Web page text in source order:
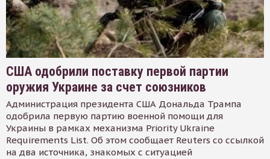
США одобрили поставку первой партии
оружия Украине за счет союзников
Администрация президента США Дональда Трампа
одобрила первую партию военной помощи для
Украины в рамках механизма Priority Ukraine
Requirements List. Об этом сообщает Reuters со ссылкой
на два источника, знакомых с ситуацией